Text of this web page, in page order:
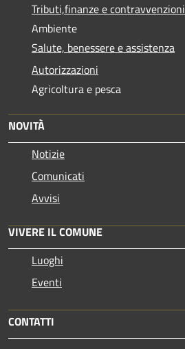
Tributi,finanze e contravvenzioni
Ambiente
Salute, benessere e assistenza
Autorizzazioni
Agricoltura e pesca
NOVITÀ
Notizie
Comunicati
Avvisi
VIVERE IL COMUNE
Luoghi
Eventi
CONTATTI